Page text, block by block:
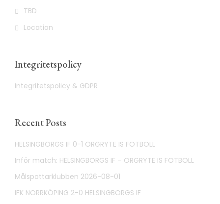
TBD
Location
Integritetspolicy
Integritetspolicy & GDPR
Recent Posts
HELSINGBORGS IF 0-1 ÖRGRYTE IS FOTBOLL
Inför match: HELSINGBORGS IF – ÖRGRYTE IS FOTBOLL
Målspottarklubben 2026-08-01
IFK NORRKÖPING 2-0 HELSINGBORGS IF